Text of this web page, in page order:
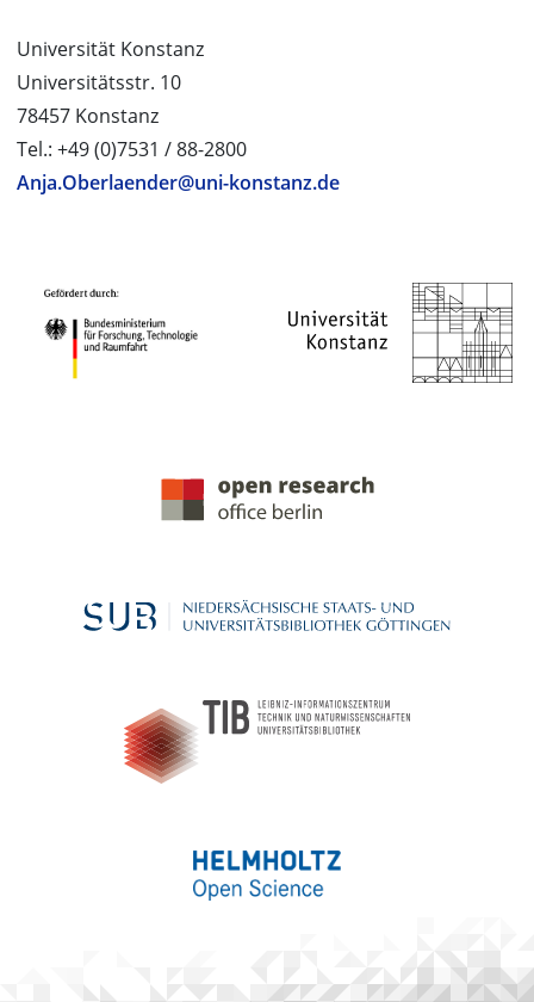
Universität Konstanz
Universitätsstr. 10
78457 Konstanz
Tel.: +49 (0)7531 / 88-2800
Anja.Oberlaender@uni-konstanz.de